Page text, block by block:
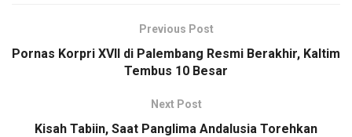
Previous Post
Pornas Korpri XVII di Palembang Resmi Berakhir, Kaltim
Tembus 10 Besar
Next Post
Kisah Tabiin, Saat Panglima Andalusia Torehkan